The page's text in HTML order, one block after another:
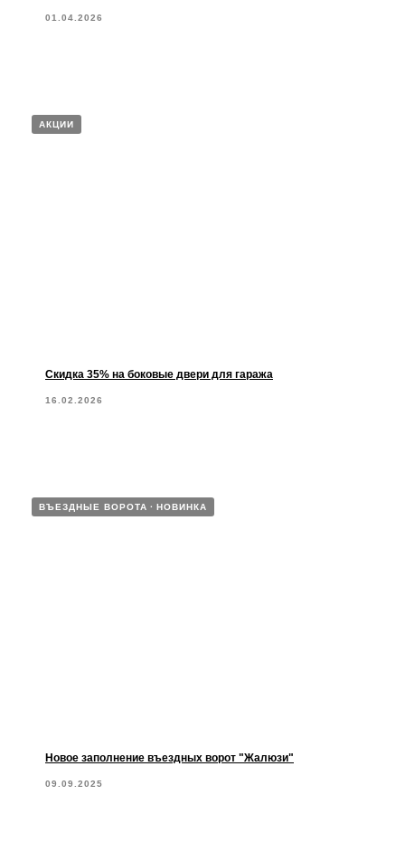
01.04.2026
АКЦИИ
Скидка 35% на боковые двери для гаража
16.02.2026
ВЪЕЗДНЫЕ ВОРОТА НОВИНКА
Новое заполнение въездных ворот "Жалюзи"
09.09.2025